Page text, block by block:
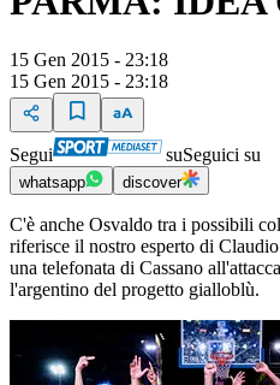
15 Gen 2015 - 23:18
15 Gen 2015 - 23:18
Segui suSeguici su
whatsapp discover
C'è anche Osvaldo tra i possibili
riferisce il nostro esperto di
una telefonata di Cassano
l'argentino del progetto gialloblù.